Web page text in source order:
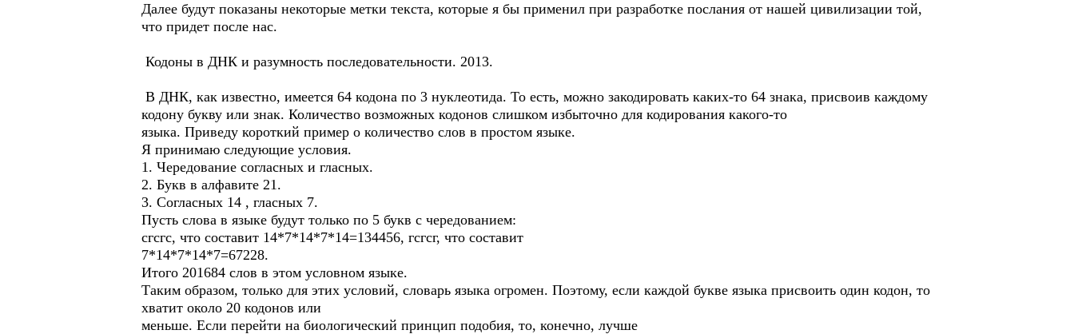
Далее будут показаны некоторые метки текста, которые я бы применил при разработке послания от нашей цивилизации той,
что придет после нас.
Кодоны в ДНК и разумность последовательности. 2013.
В ДНК, как известно, имеется 64 кодона по 3 нуклеотида. То есть, можно закодировать каких-то 64 знака, присвоив каждому
кодону букву или знак. Количество возможных кодонов слишком избыточно для кодирования какого-то
языка. Приведу короткий пример о количество слов в простом языке.
Я принимаю следующие условия.
1. Чередование согласных и гласных.
2. Букв в алфавите 21.
3. Согласных 14 , гласных 7.
Пусть слова в языке будут только по 5 букв с чередованием:
сгсгс, что составит 14*7*14*7*14=134456, гсгсг, что составит
7*14*7*14*7=67228.
Итого 201684 слов в этом условном языке.
Таким образом, только для этих условий, словарь языка огромен. Поэтому, если каждой букве языка присвоить один кодон, то
хватит около 20 кодонов или
меньше. Если перейти на биологический принцип подобия, то, конечно, лучше